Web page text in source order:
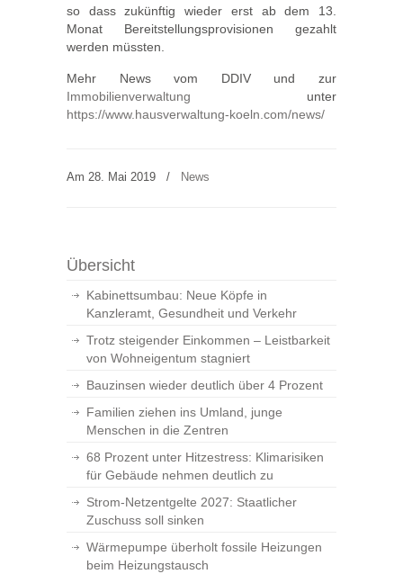
so dass zukünftig wieder erst ab dem 13.
Monat Bereitstellungsprovisionen gezahlt
werden müssten.
Mehr News vom DDIV und zur
Immobilienverwaltung unter
https://www.hausverwaltung-koeln.com/news/
Am 28. Mai 2019 / News
Übersicht
Kabinettsumbau: Neue Köpfe in
Kanzleramt, Gesundheit und Verkehr
Trotz steigender Einkommen – Leistbarkeit
von Wohneigentum stagniert
Bauzinsen wieder deutlich über 4 Prozent
Familien ziehen ins Umland, junge
Menschen in die Zentren
68 Prozent unter Hitzestress: Klimarisiken
für Gebäude nehmen deutlich zu
Strom-Netzentgelte 2027: Staatlicher
Zuschuss soll sinken
Wärmepumpe überholt fossile Heizungen
beim Heizungstausch